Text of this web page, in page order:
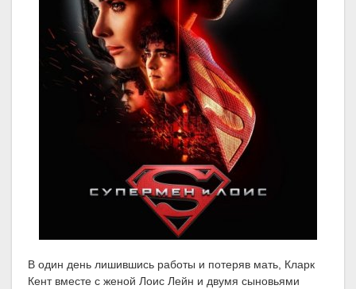
В один день лишившись работы и потеряв мать, Кларк
Кент вместе с женой Лоис Лейн и двумя сыновьями